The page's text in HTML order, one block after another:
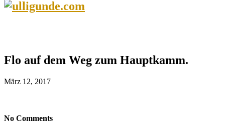
Flo auf dem Weg zum Hauptkamm.
März 12, 2017
No Comments